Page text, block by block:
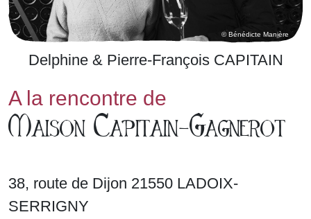
© Bénédicte Manière
Delphine & Pierre-François CAPITAIN
A la rencontre de
Maison Capitain-Gagnerot
38, route de Dijon 21550 LADOIX-
SERRIGNY